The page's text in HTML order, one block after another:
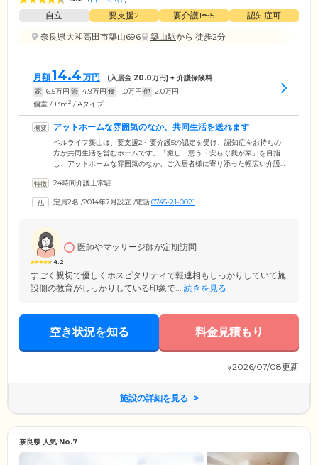
自立 要支援2 要介護1〜5
認知症可
奈良県大和高田市築山696
築山駅から 徒歩2分
月額14.4 万円 (入居金 20.0万円) + 介護保険料
家 6.5万円 管 4.9万円 食 1.0万円 他 2.0万円
個室 / 13m2 / Aタイプ
アットホームな雰囲気のなか、共同生活を送れます
ベルライフ築山は、要支援2～要介護5の認定を受け、認知症をお持ちの
方が共同生活を営むホームです。「癒し・憩う・安らぐ我が家」を目指
し、アットホームな雰囲気のなか、ご入居者様に寄り添った幅広い介護
み、家事などを分担して行うユニットケアを採用。お一人おひとりが
護師が常駐しており、お体に不安がある方でも安心です。みなさまにイ
24時間介護士常駐
定員2名 /2014年7月設立 /電話0745-21-0021
4.2
医師やマッサージ師が定期訪問
すごく親切で優しくホスピタリティで報連相もしっかりしていて施
設側の教育がしっかりしている印象で... 続きを見る
空き状況を知る 料金見積もり
※2026/07/08更新
施設の詳細を見る
奈良県 人気 No.7